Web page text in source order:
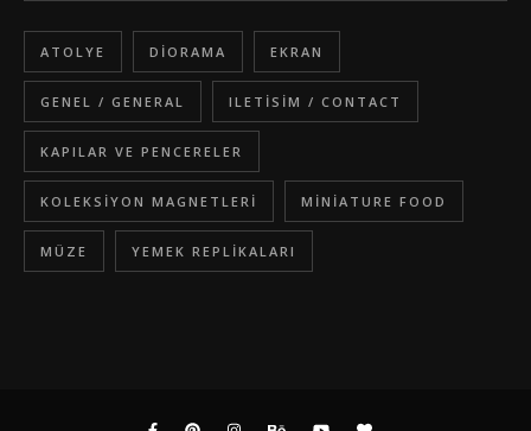
ATOLYE DIORAMA EKRAN
GENEL / GENERAL ILETISIM / CONTACT
KAPILAR VE PENCERELER
KOLEKSIYON MAGNETLERI MINIATURE FOOD
MÜZE YEMEK REPLIKALARI